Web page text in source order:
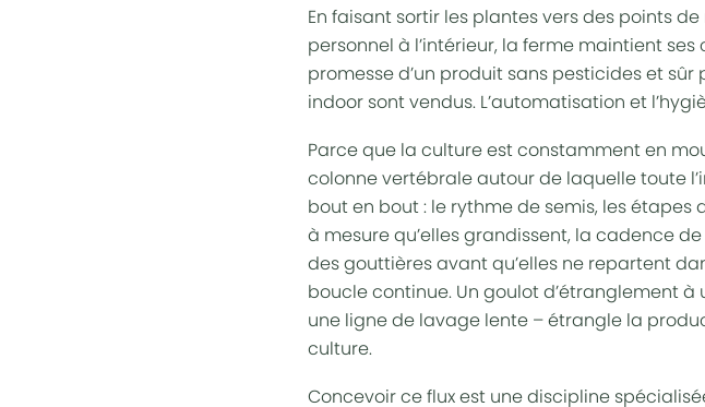
En faisant sortir les plantes vers des points
personnel à l’intérieur, la ferme maintient
promesse d’un produit sans pesticides et
indoor sont vendus. L’automatisation et
Parce que la culture est constamment en
colonne vertébrale autour de laquelle toute
bout en bout : le rythme de semis, les
à mesure qu’elles grandissent, la cadence
des gouttières avant qu’elles ne repartent
boucle continue. Un goulot d’étranglement
une ligne de lavage lente – étrangle la
culture.
Concevoir ce flux est une discipline